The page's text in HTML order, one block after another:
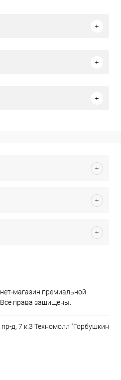
магазин премиальной
права защищены.
д, 7 к.3 Техномолл "Горбушкин